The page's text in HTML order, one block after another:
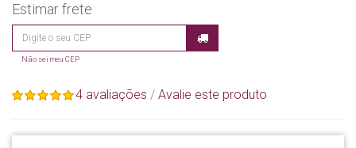
Estimar frete
Não sei meu CEP
4 avaliações / Avalie este produto